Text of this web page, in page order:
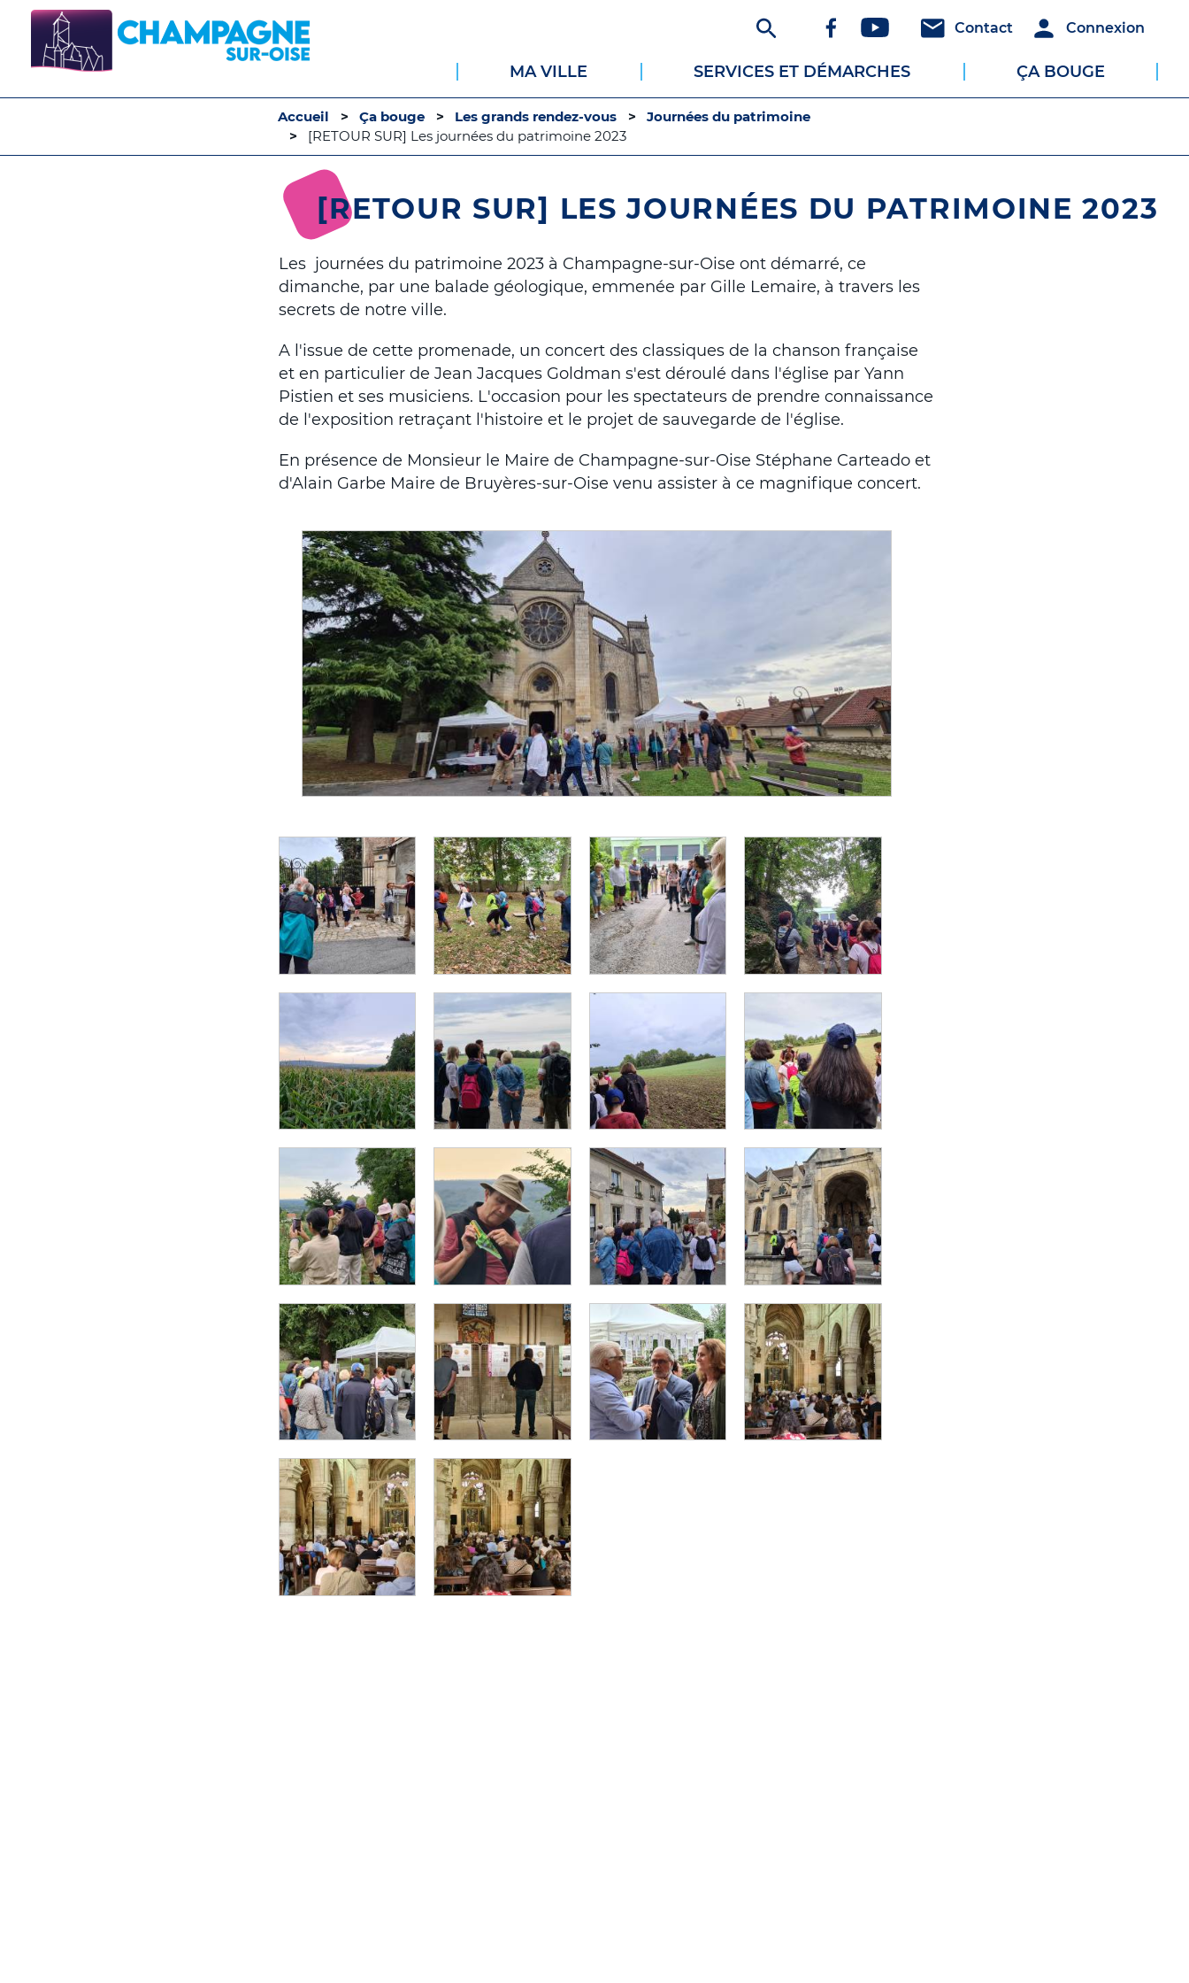
principal
Header
Connexion
Connexion
Header
Communication
Contact
Réseaux
sociaux
MA VILLE SERVICES ET DÉMARCHES ÇA BOUGE
Accueil Ça bouge Les grands rendez-vous
Journées du patrimoine
[RETOUR SUR] Les journées du patrimoine 2023
[RETOUR SUR] LES JOURNÉES DU PATRIMOINE 2023
Les journées du patrimoine 2023 à Champagne-sur-Oise ont démarré, ce
dimanche, par une balade géologique, emmenée par Gille Lemaire, à travers les
secrets de notre ville.
A l'issue de cette promenade, un concert des classiques de la chanson française
et en particulier de Jean Jacques Goldman s'est déroulé dans l'église par Yann
Pistien et ses musiciens. L'occasion pour les spectateurs de prendre connaissance
de l'exposition retraçant l'histoire et le projet de sauvegarde de l'église.
En présence de Monsieur le Maire de Champagne-sur-Oise Stéphane Carteado et
d'Alain Garbe Maire de Bruyères-sur-Oise venu assister à ce magnifique concert.